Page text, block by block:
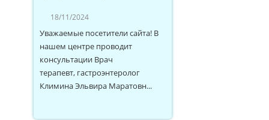
18/11/2024
Уважаемые посетители сайта! В
нашем центре проводит
консультации Врач
терапевт, гастроэнтеролог
Климина Эльвира Маратовн...